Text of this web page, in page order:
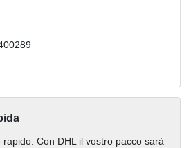
Con DHL il vostro pacco sarà